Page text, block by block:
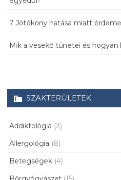
7 Jótékony hatása miatt
Mik a vesekő tünetei és hogyan
SZAKTERÜLETEK
Addiktológia (3)
Allergológia (8)
Betegségek (4)